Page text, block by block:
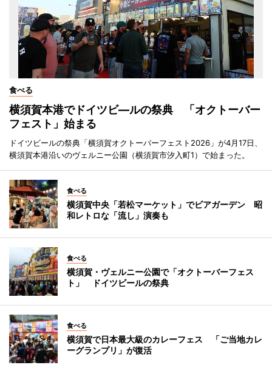
食べる
横須賀本港でドイツビ―ルの祭典 「オクトーバー
フェスト」始まる
ドイツビールの祭典「横須賀オクトーバーフェスト2026」が4月17日、
横須賀本港沿いのヴェルニー公園（横須賀市汐入町1）で始まった。
食べる
横須賀中央「若松マーケット」でビアガーデン 昭
和レトロな「流し」演奏も
食べる
横須賀・ヴェルニー公園で「オクトーバーフェス
ト」 ドイツビールの祭典
食べる
横須賀で日本最大級のカレーフェス 「ご当地カレ
ーグランプリ」が復活